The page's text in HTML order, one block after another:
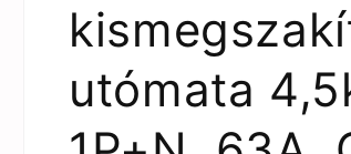
utómata